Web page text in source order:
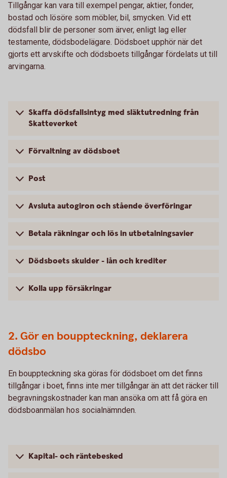
Tillgångar kan vara till exempel pengar, aktier, fonder,
bostad och lösöre som möbler, bil, smycken. Vid ett
dödsfall blir de personer som ärver, enligt lag eller
testamente, dödsbodelägare. Dödsboet upphör när det
gjorts ett arvskifte och dödsboets tillgångar fördelats ut till
arvingarna.
Skaffa dödsfallsintyg med släktutredning från
Skatteverket
Förvaltning av dödsboet
Post
Avsluta autogiron och stående överföringar
Betala räkningar och lös in utbetalningsavier
Dödsboets skulder - lån och krediter
Kolla upp försäkringar
2. Gör en bouppteckning, deklarera
dödsbo
En bouppteckning ska göras för dödsboet om det finns
tillgångar i boet, finns inte mer tillgångar än att det räcker till
begravningskostnader kan man ansöka om att få göra en
dödsboanmälan hos socialnämnden.
Kapital- och räntebesked